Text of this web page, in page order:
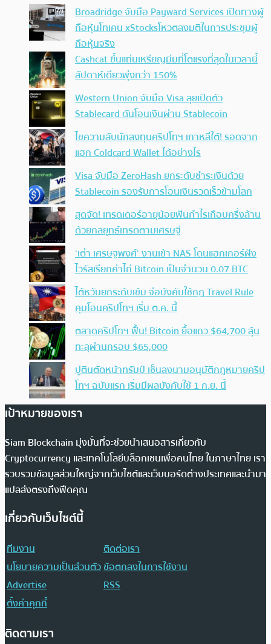
Broadridge จับมือ Payward Services เปิดทางผู้
ถือหุ้นโทเคน xStocksโหวตลงมติในการประชุมผู้
ถือหุ้นจริง
Cashcat ขึ้นแท่นเหรียญมีมที่โตแรงที่สุดในเวลานี้
สัปดาห์เดียวพุ่งกว่า 150%
Western Union จับมือ Visa ลุยเปิดตัว
Stablecard ดันโอนเงินผ่าน Stablecoin
ไขความลับนักลงทุนคริปโทฯ เกาหลีใต้! รอดจาก
แฮก Coldcard Wallet ได้อย่างไร
Visa จับมือ ZeroHash ยกระดับชำระเงินด้วย
Stablecoin รองรับการโอนเงินรวดเร็วข้ามโลก
สุดจัด! เทรดเดอร์อายุน้อยฟันกำไรเกือบครึ่งล้าน
ด้วยกลยุทธ์เทรดตามเศรษฐี
‘เต๋า เศรษฐพงศ์’ งานเข้า NAS โดนแฮกเกอร์ฝัง
ไวรัสเรียกค่าไถ่ Bitcoin เป็นจำนวน 0.07 BTC
ไต้หวันยกระดับเข้ม จ่อบังคับใช้กฏ Travel Rule
คุมโอนคริปโทฯ เริ่ม ต.ค. นี้
ตลาดคริปโทฯ ฟื้น! Bitcoin ยื้อแถว $64,700 ลุ้น
ทะลุผ่านกรอบ $65,000
ปูตินตัดหน้าทรัมป์ เซ็นลงนามอนุมัติกฎหมายคริป
โทฯ ฉบับแรก เริ่มมีผลบังคับใช้ 1 ก.ย. นี้
เป้าหมายของเรา
Siam Blockchain มุ่งมั่นที่จะช่วยนำเสนอสารเกี่ยวกับ
Cryptocurrency และเทคโนโลยีบล็อกเชนเพื่อคนไทย ในภาษาไทย เรา
รวบรวมข้อมูลส่วนใหญ่จากเว็บไซต์และเว็บบอร์ดต่างประเทศและนำมา
แปลส่งตรงถึงฟีดคุณ
เกี่ยวกับเว็บไซต์นี้
ทีมงาน
ติดต่อเรา
นโยบายความเป็นส่วนตัวข้อตกลงในการใช้งาน
Advertise
RSS
ตั้งค่าคุกกี้
ติดตามเรา